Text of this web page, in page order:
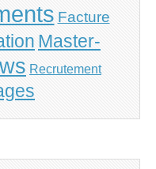
Facture
Master-
Recrutement